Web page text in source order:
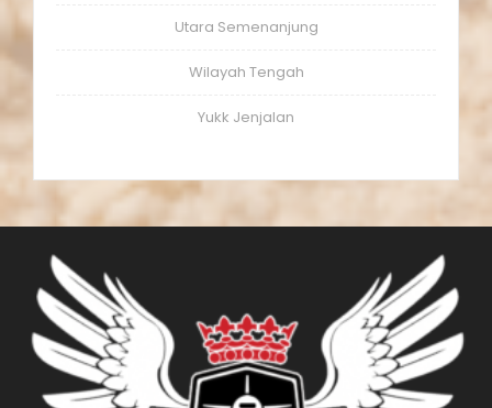
Utara Semenanjung
Wilayah Tengah
Yukk Jenjalan